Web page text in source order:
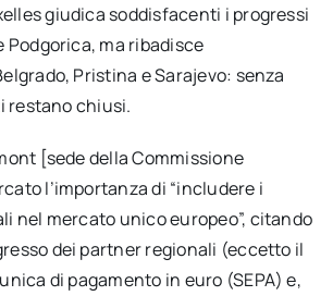
giudica soddisfacenti i progressi
Podgorica, ma ribadisce
Pristina e Sarajevo: senza
restano chiusi.
[sede della Commissione
l’importanza di “includere i
nel mercato unico europeo”, citando
dei partner regionali (eccetto il
di pagamento in euro (SEPA) e,